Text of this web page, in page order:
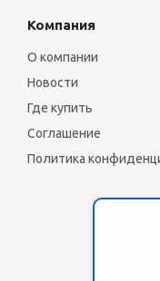
Компания
О компании
Новости
Где купить
Соглашение
Политика